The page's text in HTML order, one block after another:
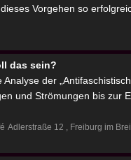
Vorgehen so
das sein?
Analyse der
und Strömungen bis zur
Adlerstraße 12
Freiburg im